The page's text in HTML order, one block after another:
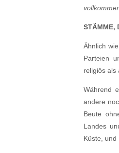
STÄMME,
Ähnlich
Parteien
religiös als
Während
andere
Beute
Landes
Küste, und